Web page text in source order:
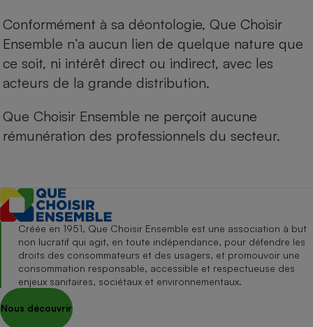
Conformément à sa déontologie, Que Choisir
Ensemble n’a aucun lien de quelque nature que
ce soit, ni intérêt direct ou indirect, avec les
acteurs de la grande distribution.
Que Choisir Ensemble ne perçoit aucune
rémunération des professionnels du secteur.
Créée en 1951, Que Choisir Ensemble est une association à but
non lucratif qui agit, en toute indépendance, pour défendre les
droits des consommateurs et des usagers, et promouvoir une
consommation responsable, accessible et respectueuse des
enjeux sanitaires, sociétaux et environnementaux.
Nous découvrir